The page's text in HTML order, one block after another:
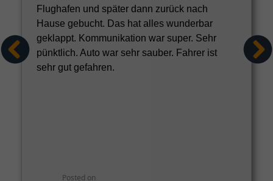
Flughafen und später dann zurück nach
Hause gebucht. Das hat alles wunderbar
geklappt. Kommunikation war super. Sehr
pünktlich. Auto war sehr sauber. Fahrer ist
sehr gut gefahren.
Posted on